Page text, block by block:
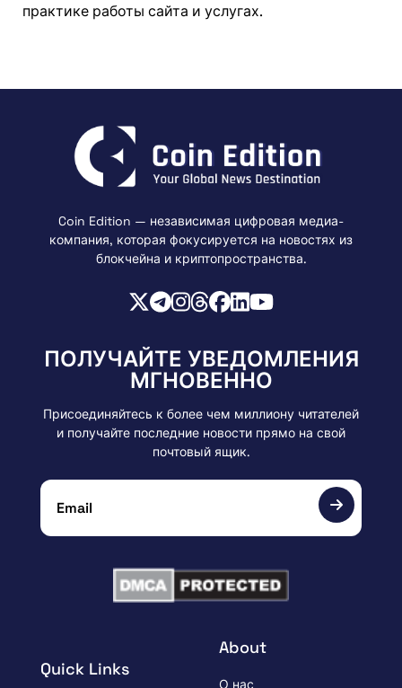
практике работы сайта и услугах.
Coin Edition — независимая цифровая медиа-
компания, которая фокусируется на новостях из
блокчейна и криптопространства.
Quick Links
About
О нас
ПОЛУЧАЙТЕ УВЕДОМЛЕНИЯ
МГНОВЕННО
Присоединяйтесь к более чем миллиону читателей
и получайте последние новости прямо на свой
почтовый ящик.